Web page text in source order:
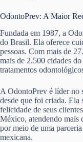
OdontoPrev: A Maior
Fundada em 1987, a
do Brasil. Ela oferece
pessoas. Com mais de
mais de 2.500 cidades
tratamentos
A OdontoPrev é líder no
desde que foi criada. Ela
felicidade de seus
México, atendendo mais
por meio de uma
mexicana.